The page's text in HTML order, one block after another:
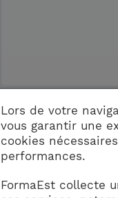
Lors de votre
vous garantir une
cookies
performances.
FormaEst collecte